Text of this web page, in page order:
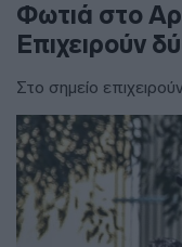
Φωτιά στο
Επιχειρούν
Στο σημείο